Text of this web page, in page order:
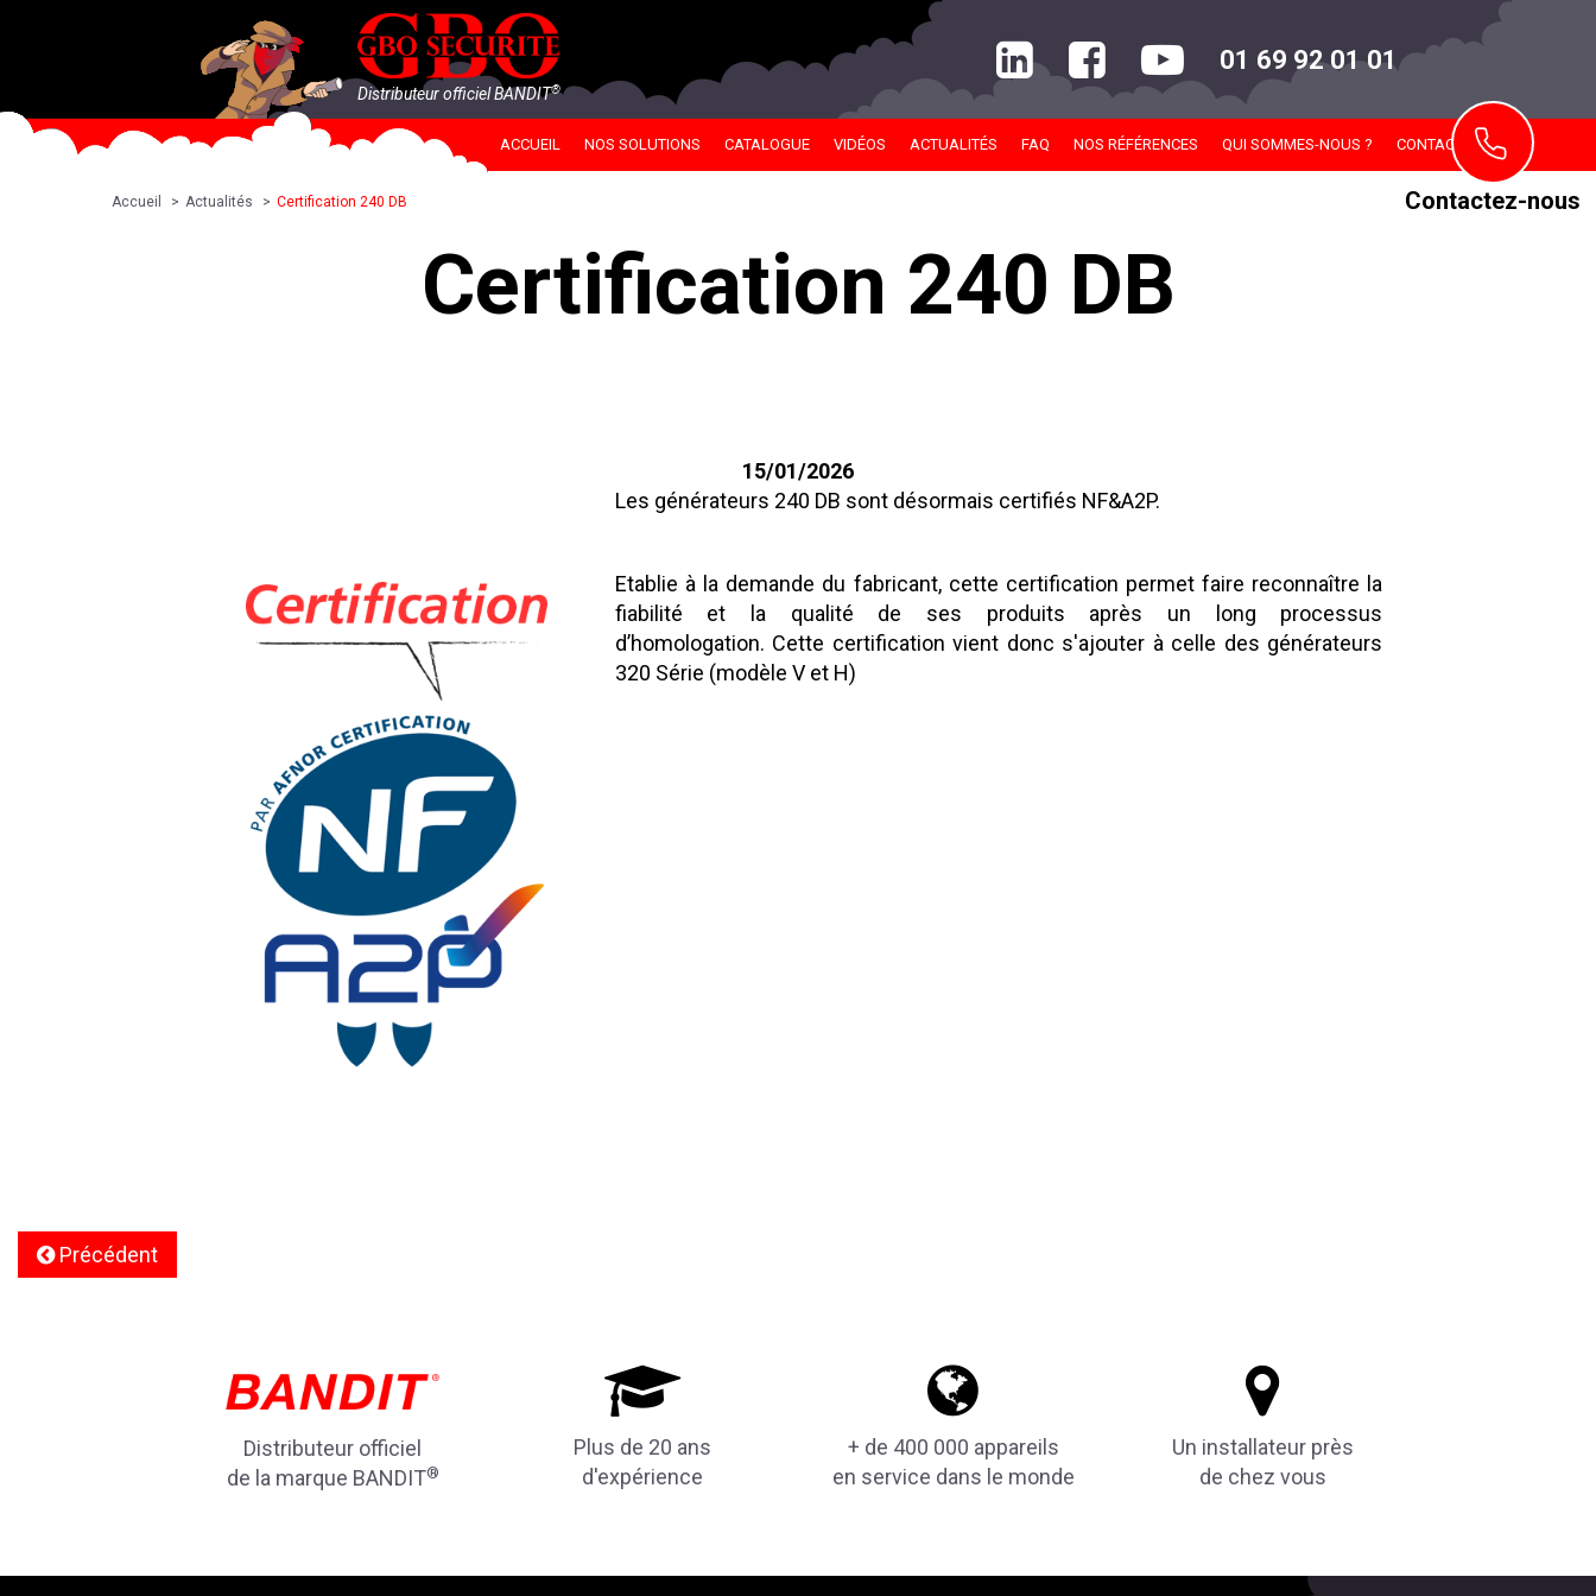
Contactez-nous
Distributeur officiel BANDIT®
01 69 92 01 01
ACCUEIL NOS SOLUTIONS CATALOGUE VIDÉOS ACTUALITÉS FAQ NOS RÉFÉRENCES QUI SOMMES-NOUS ? CONTACT
Accueil Actualités Certification 240 DB
Certification 240 DB
15/01/2026
Les générateurs 240 DB sont désormais certifiés NF&A2P.
Etablie à la demande du fabricant, cette certification permet faire reconnaître la
fiabilité et la qualité de ses produits après un long processus
d’homologation. Cette certification vient donc s'ajouter à celle des générateurs
320 Série (modèle V et H)
Précédent
Distributeur officiel
de la marque BANDIT®
Plus de 20 ans
d'expérience
+ de 400 000 appareils
en service dans le monde
Un installateur près
de chez vous